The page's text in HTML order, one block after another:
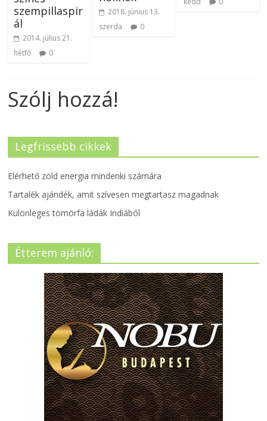
szempillaspir
ál
2014. július 21.
hétfő
0
2018. június 13.
szerda
0
Szólj hozzá!
Legfrissebb cikkek
Elérhető zöld energia mindenki számára
Tartalék ajándék, amit szívesen megtartasz magadnak
Különleges tömörfa ládák Indiából
Étterem ajánló: